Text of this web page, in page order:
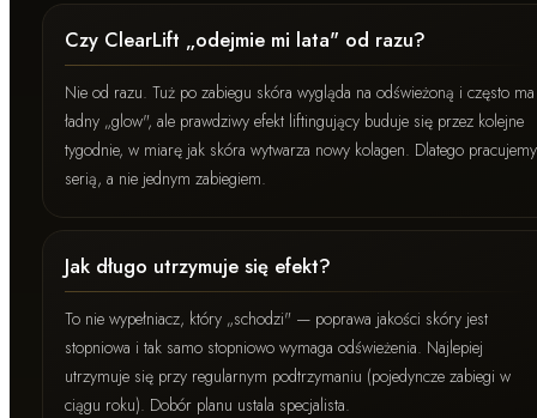
Czy ClearLift „odejmie mi lata" od razu?
Nie od razu. Tuż po zabiegu skóra wygląda na odświeżoną i często ma
ładny „glow", ale prawdziwy efekt liftingujący buduje się przez kolejne
tygodnie, w miarę jak skóra wytwarza nowy kolagen. Dlatego pracujemy
serią, a nie jednym zabiegiem.
Jak długo utrzymuje się efekt?
To nie wypełniacz, który „schodzi" — poprawa jakości skóry jest
stopniowa i tak samo stopniowo wymaga odświeżenia. Najlepiej
utrzymuje się przy regularnym podtrzymaniu (pojedyncze zabiegi w
ciągu roku). Dobór planu ustala specjalista.